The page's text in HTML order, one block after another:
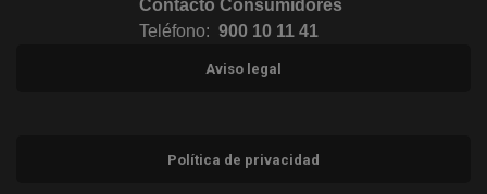
Contacto Consumidores
Teléfono: 900 10 11 41
Aviso legal
Política de privacidad